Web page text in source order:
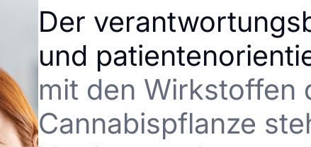
Der
und
mit den Wirkstoffen
Cannabispflanze